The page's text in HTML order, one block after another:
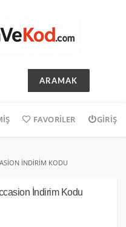
ARAMAK
FAVORILER GIRIŞ
İNDIRIM KODU
İndirim Kodu